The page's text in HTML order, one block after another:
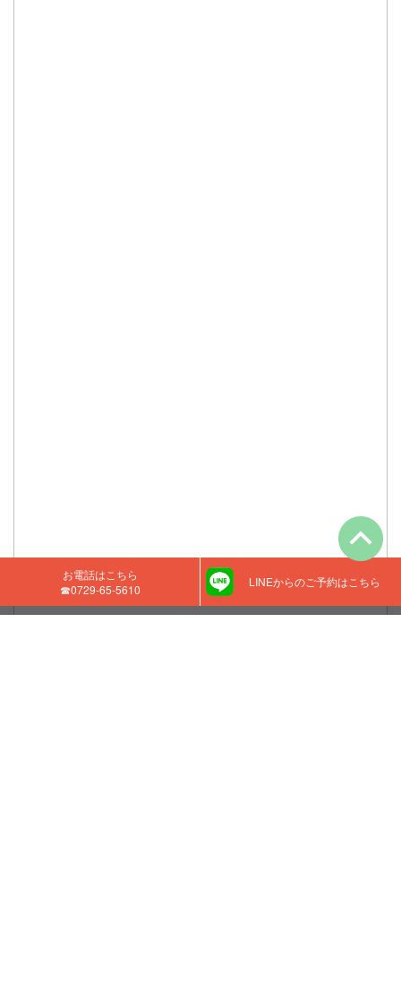
お電話はこちら
☎‭0729-65-5610
LINEからのご予約はこちら